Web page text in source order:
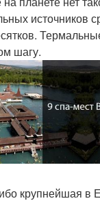
источников
шагу.
крупнейшая в